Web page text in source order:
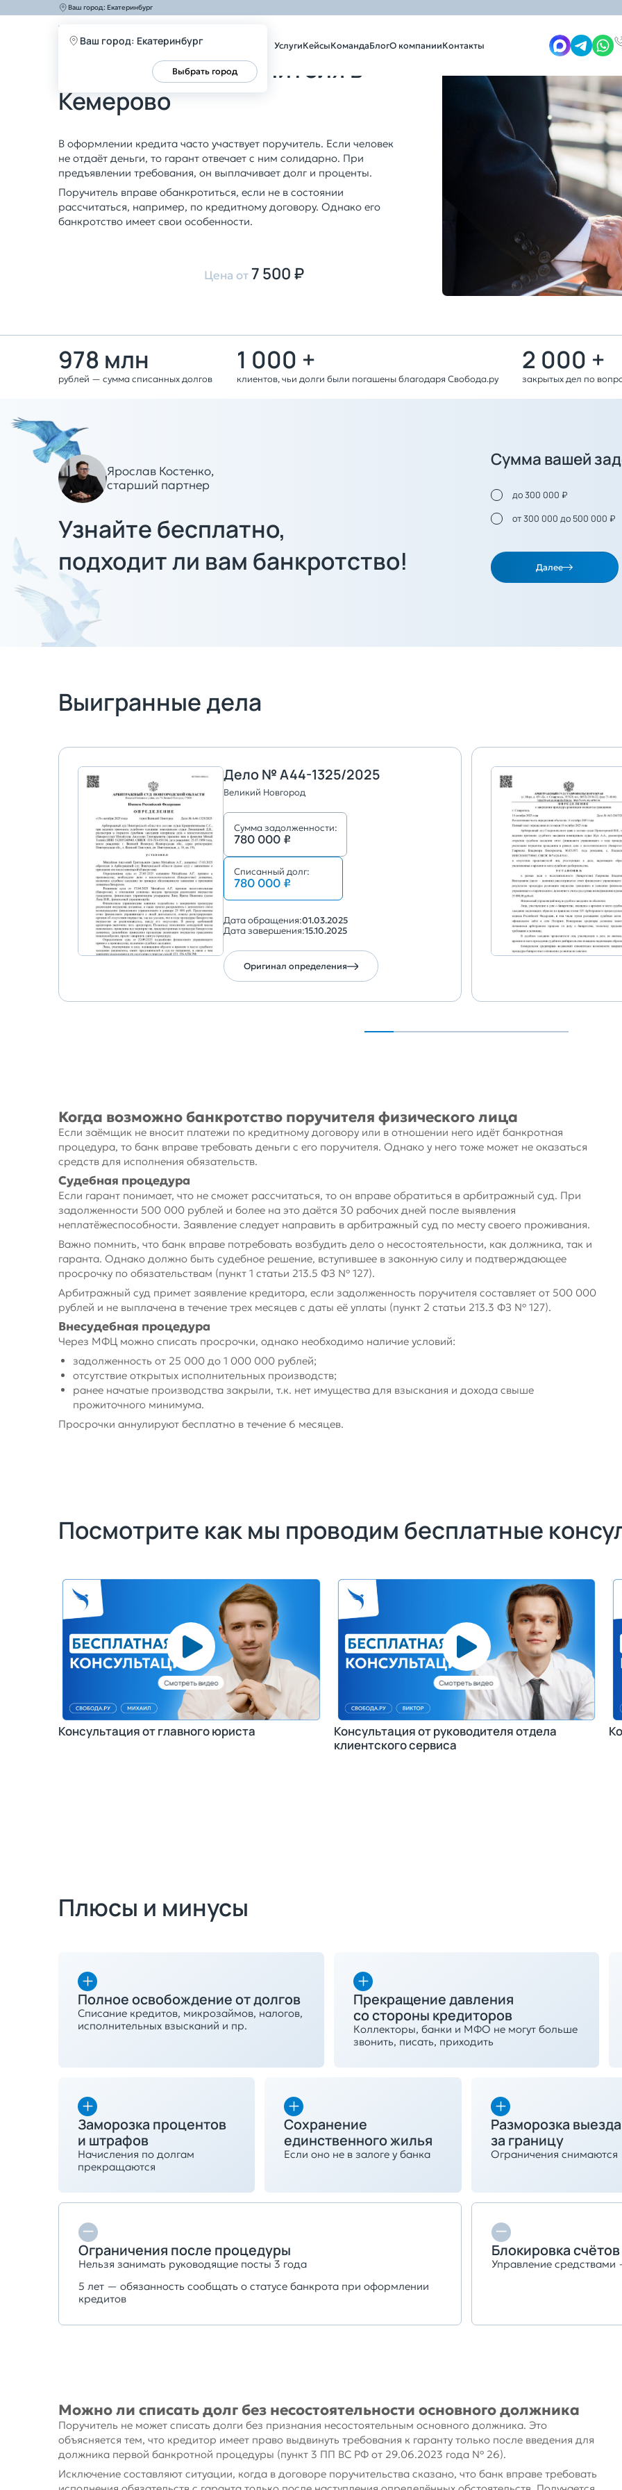
Ваш город: Екатеринбург
УслугиКейсыКомандаБлогО компанииКонтакты
Ваш город: Екатеринбург
Выбрать город
Главная
Банкротство поручителя в
Кемерово
В оформлении кредита часто участвует поручитель. Если человек
не отдаёт деньги, то гарант отвечает с ним солидарно. При
предъявлении требования, он выплачивает долг и проценты.
Поручитель вправе обанкротиться, если не в состоянии
рассчитаться, например, по кредитному договору. Однако его
банкротство имеет свои особенности.
Цена от7 500 ₽
978 млн
рублей — сумма списанных долгов
1 000 +
клиентов, чьи долги были погашены благодаря Свобода.ру
2 000 +
закрытых дел по
Ярослав Костенко,
старший партнер
Узнайте бесплатно,
подходит ли вам банкротство!
Сумма вашей
до 300 000 ₽
от 300 000 до 500 000 ₽
Далее
Выигранные дела
Дело № А44-1325/2025
Великий Новгород
Сумма задолженности:
780 000 ₽
Списанный долг:
780 000 ₽
Дата обращения:01.03.2025
Дата завершения:15.10.2025
Оригинал определения
Когда возможно банкротство поручителя физического лица
Если заёмщик не вносит платежи по кредитному договору или в отношении него идёт банкротная
процедура, то банк вправе требовать деньги с его поручителя. Однако у него тоже может не оказаться
средств для исполнения обязательств.
Судебная процедура
Если гарант понимает, что не сможет рассчитаться, то он вправе обратиться в арбитражный суд. При
задолженности 500 000 рублей и более на это даётся 30 рабочих дней после выявления
неплатёжеспособности. Заявление следует направить в арбитражный суд по месту своего проживания.
Важно помнить, что банк вправе потребовать возбудить дело о несостоятельности, как должника, так и
гаранта. Однако должно быть судебное решение, вступившее в законную силу и подтверждающее
просрочку по обязательствам (пункт 1 статьи 213.5 ФЗ № 127).
Арбитражный суд примет заявление кредитора, если задолженность поручителя составляет от 500 000
рублей и не выплачена в течение трех месяцев с даты её уплаты (пункт 2 статьи 213.3 ФЗ № 127).
Внесудебная процедура
Через МФЦ можно списать просрочки, однако необходимо наличие условий:
задолженность от 25 000 до 1 000 000 рублей;
отсутствие открытых исполнительных производств;
ранее начатые производства закрыли, т.к. нет имущества для взыскания и дохода свыше
прожиточного минимума.
Просрочки аннулируют бесплатно в течение 6 месяцев.
Посмотрите как мы проводим бесплатные
Консультация от главного юриста
Консультация от руководителя отдела
клиентского сервиса
Плюсы и минусы
Полное освобождение от долгов
Списание кредитов, микрозаймов, налогов,
исполнительных взысканий и пр.
Прекращение давления
со стороны кредиторов
Коллекторы, банки и МФО не могут больше
звонить, писать, приходить
Заморозка процентов
и штрафов
Начисления по долгам
прекращаются
Сохранение
единственного жилья
Если оно не в залоге у банка
Разморозка выезда
за границу
Ограничения снимаются
Ограничения после процедуры
Нельзя занимать руководящие посты 3 года
5 лет — обязанность сообщать о статусе банкрота при оформлении
кредитов
Блокировка
Управление
Можно ли списать долг без несостоятельности основного должника
Поручитель не может списать долги без признания несостоятельным основного должника. Это
объясняется тем, что кредитор имеет право выдвинуть требования к гаранту только после введения для
должника первой банкротной процедуры (пункт 3 ПП ВС РФ от 29.06.2023 года № 26).
Исключение составляют ситуации, когда в договоре поручительства сказано, что банк вправе требовать